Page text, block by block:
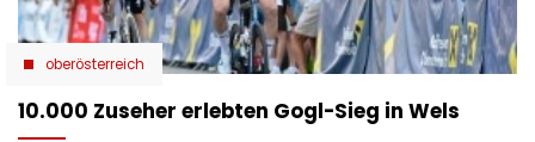
oberösterreich
10.000 Zuseher erlebten Gogl-Sieg in Wels